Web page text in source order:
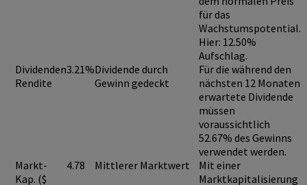
für das
Wachstumspotential.
Hier: 12.50%
Aufschlag.
Dividenden
Rendite
3.21%Dividende durch
Gewinn gedeckt
Für die während den
nächsten 12 Monaten
erwartete Dividende
müssen
voraussichtlich
52.67% des Gewinns
verwendet werden.
Markt-
Kap. ($
4.78 Mittlerer Marktwert
Mit einer
Marktkapitalisierung